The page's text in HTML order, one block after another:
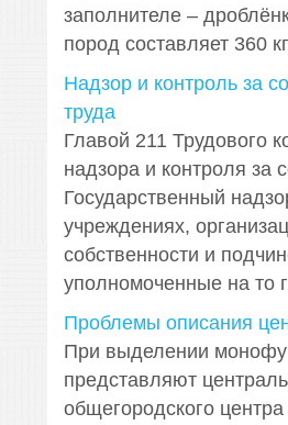
заполнителе –
пород составляет 360
Надзор и контроль за
труда
Главой 211 Трудового
надзора и контроля за
Государственный
учреждениях,
собственности и
уполномоченные на то
Проблемы описания
При выделении
представляют
общегородского